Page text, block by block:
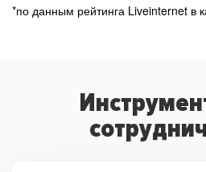
*по данным рейтинга Liveinternet в